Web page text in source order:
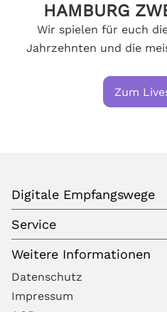
HAMBURG
Wir spielen für euch
Jahrzehnten und die
Zum
Digitale Empfangswege
Service
Weitere Informationen
Datenschutz
Impressum